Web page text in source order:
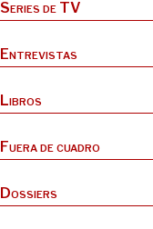
Series de TV
Entrevistas
Libros
Fuera de cuadro
Dossiers